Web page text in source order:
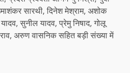
सारथी, दिनेश मेश्राम, अशोक
सुनील यादव, प्रेमु निषाद, गोलू
राव, अरुण वासनिक सहित बड़ी संख्या में